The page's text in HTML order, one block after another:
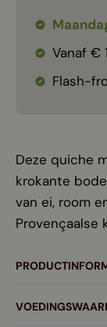
Vanaf €
Flash-
Deze quiche
krokante
van ei, room
Provençaalse